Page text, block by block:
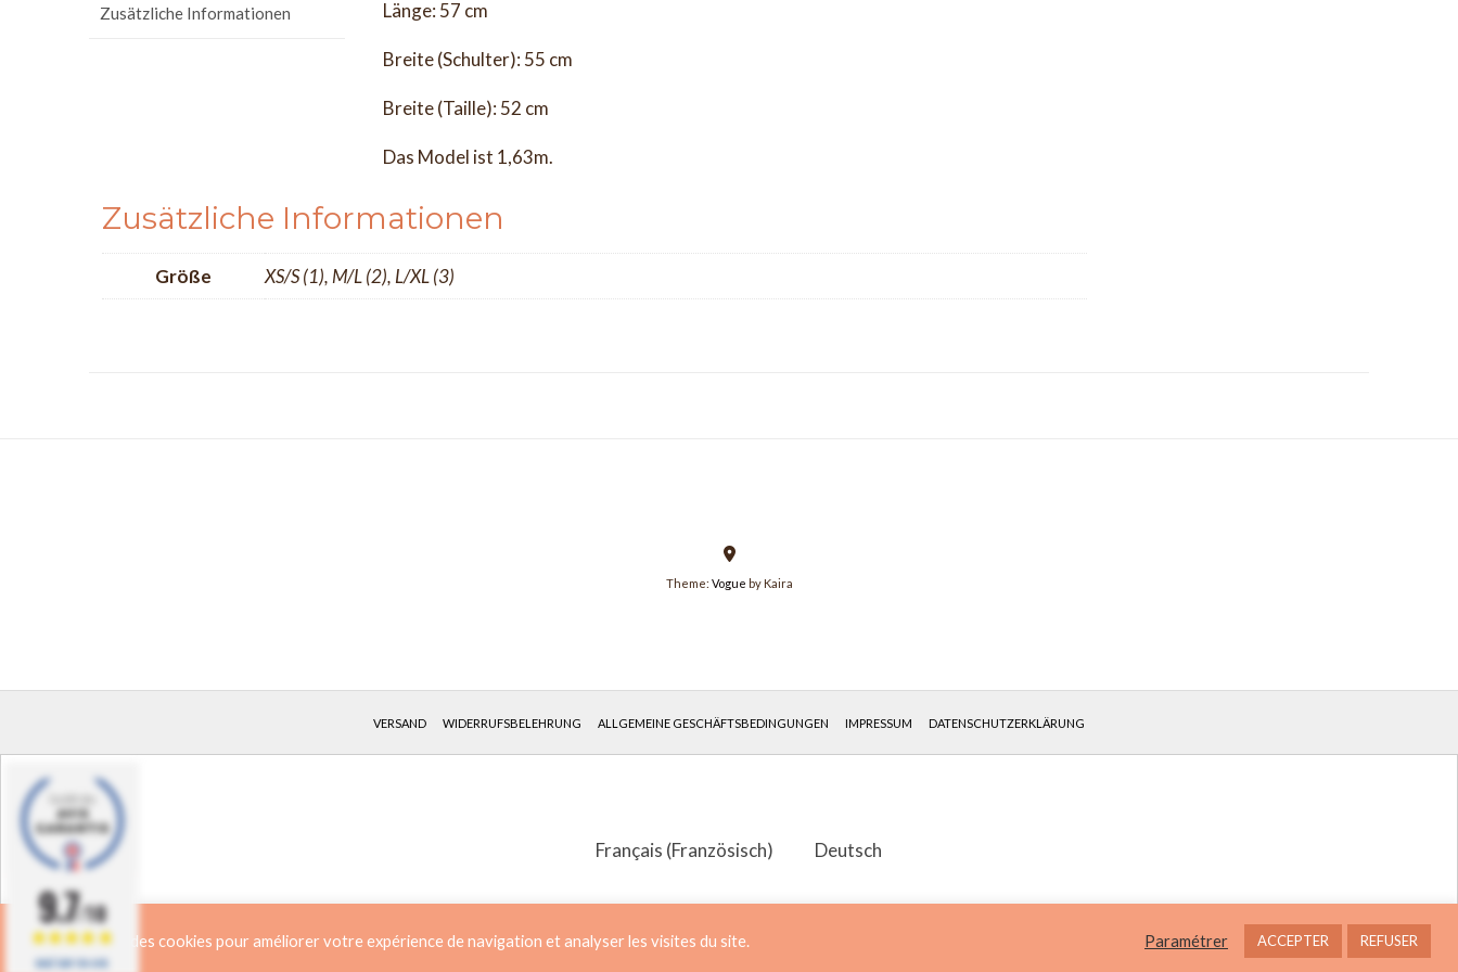
Zusätzliche Informationen Länge: 57 cm
Breite (Schulter): 55 cm
Breite (Taille): 52 cm
Das Model ist 1,63m.
Zusätzliche Informationen
Größe XS/S (1), M/L (2), L/XL (3)
Theme: Vogue by Kaira
VERSAND WIDERRUFSBELEHRUNG ALLGEMEINE GESCHÄFTSBEDINGUNGEN IMPRESSUM DATENSCHUTZERKLÄRUNG
Nous utilisons des cookies pour améliorer votre expérience de navigation et analyser les visites du site. Paramétrer ACCEPTER REFUSER
Français (Französisch) Deutsch
9.7/10
BASÉ SUR 154 AVIS